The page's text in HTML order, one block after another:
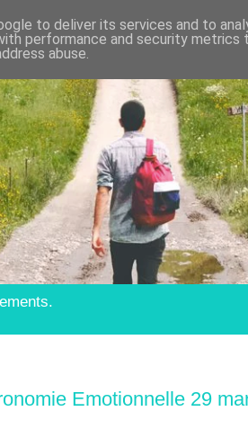
Emotionnelle 29
to deliver its services and to
performance and security
abuse.